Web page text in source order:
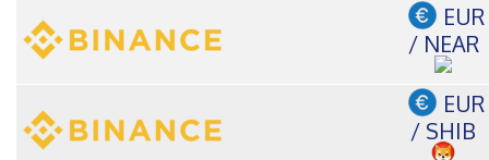
EUR
/ NEAR
EUR
/ SHIB